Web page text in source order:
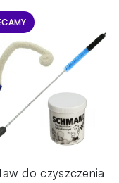
do czyszczenia